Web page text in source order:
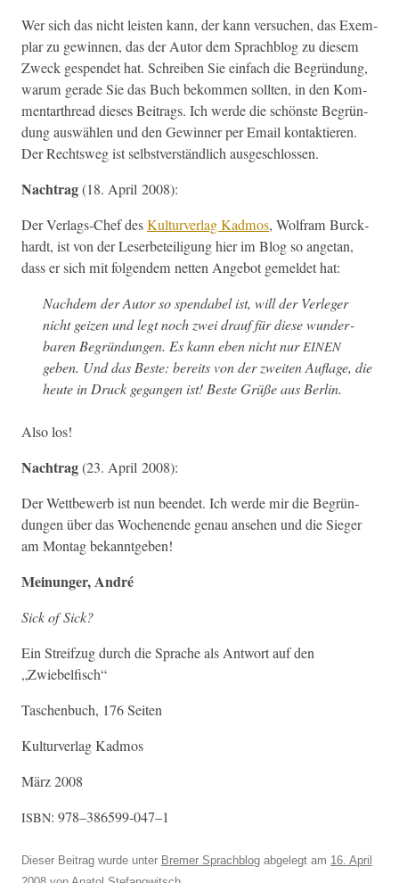
Wer sich das nicht leis­ten kann, der kann ver­suchen, das Exem­
plar zu gewin­nen, das der Autor dem Sprach­blog zu diesem
Zweck gespendet hat. Schreiben Sie ein­fach die Begrün­dung,
warum ger­ade Sie das Buch bekom­men soll­ten, in den Kom­
men­tarthread dieses Beitrags. Ich werde die schön­ste Begrün­
dung auswählen und den Gewin­ner per Email kon­tak­tieren.
Der Rechtsweg ist selb­stver­ständlich ausgeschlossen.
Nach­trag(18. April 2008):
Der Ver­lags-Chef desKul­turver­lag Kad­mos, Wol­fram Bur­ck­
hardt, ist von der Leser­beteili­gung hier im Blog so ange­tan,
dass er sich mit fol­gen­dem net­ten Ange­bot gemeldet hat:
Nach­dem der Autor so spend­abel ist, will der Ver­leger
nicht geizen und legt noch zwei drauf für diese wun­der­
baren Begrün­dun­gen. Es kann eben nicht nur EINEN
geben. Und das Beste: bere­its von der zweit­en Auflage, die
heute in Druck gegan­gen ist! Beste Grüße aus Berlin.
Also los!
Nach­trag(23. April 2008):
Der Wet­tbe­werb ist nun been­det. Ich werde mir die Begrün­
dun­gen über das Woch­enende genau anse­hen und die Sieger
am Mon­tag bekanntgeben!
Mei­n­unger, André
Sick of Sick?
Ein Streifzug durch die Sprache als Antwort auf den
„Zwiebelfisch“
Taschen­buch, 176 Seiten
Kul­turver­lag Kadmos
März 2008
ISBN: 978–386599-047–1
Dieser Beitrag wurde unter Bremer Sprachblog abgelegt am 16. April